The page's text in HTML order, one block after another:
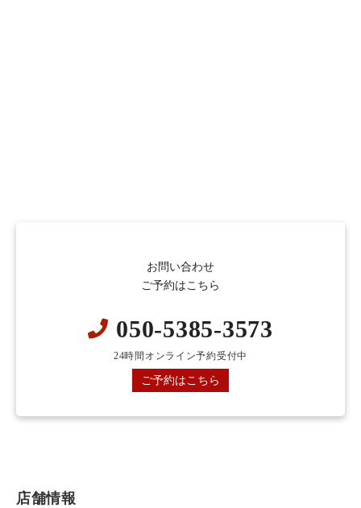
お問い合わせ
ご予約はこちら
050-5385-3573
24時間オンライン予約受付中
ご予約はこちら
店舗情報